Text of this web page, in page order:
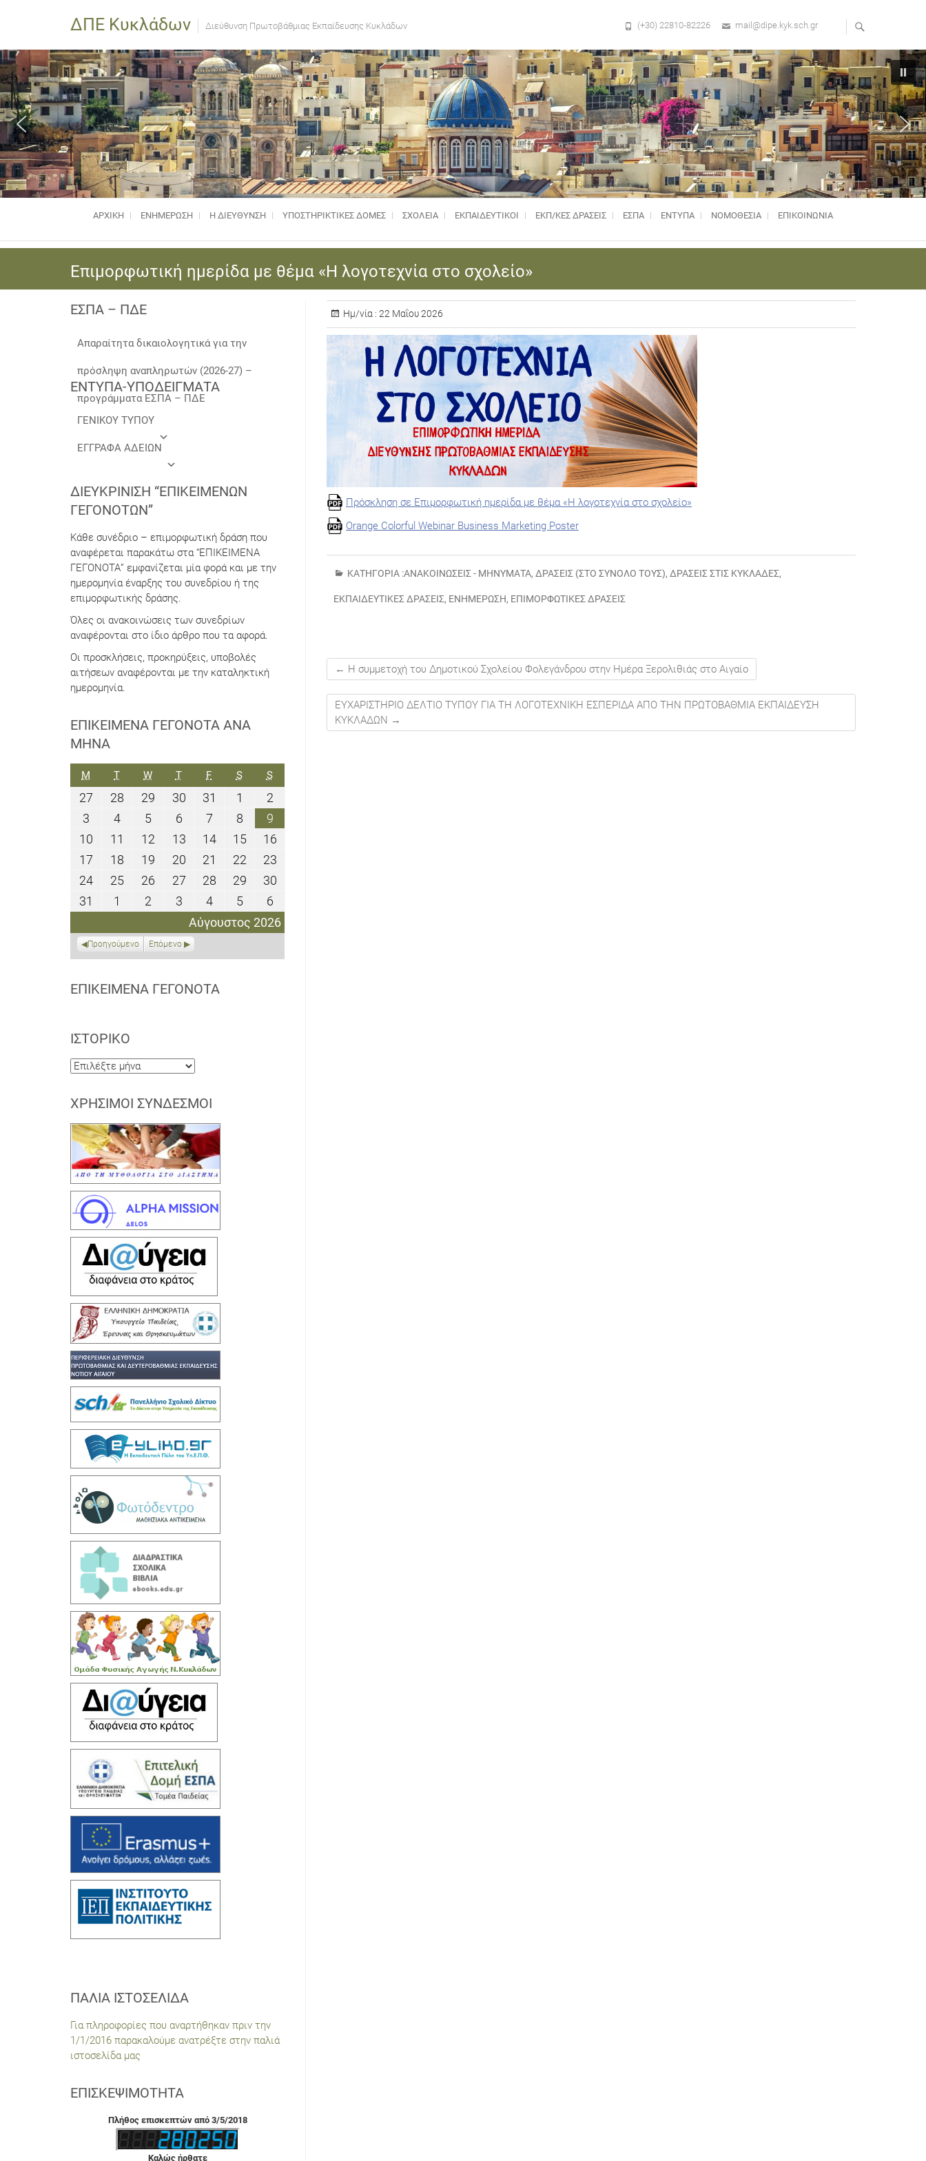
ΔΠΕ Κυκλάδων Διεύθυνση Πρωτοβάθμιας Εκπαίδευσης Κυκλάδων (+30) 22810-82226 mail@dipe.kyk.sch.gr
ΑΡΧΙΚΗ ΕΝΗΜΈΡΩΣΗ Η ΔΙΕΥΘΥΝΣΗ ΥΠΟΣΤΗΡΙΚΤΙΚΈΣ ΔΟΜΈΣ ΣΧΟΛΕΙΑ ΕΚΠΑΙΔΕΥΤΙΚΟΙ ΕΚΠ/ΚΕΣ ΔΡΑΣΕΙΣ ΕΣΠΑ ΕΝΤΥΠΑ ΝΟΜΟΘΕΣΊΑ ΕΠΙΚΟΙΝΩΝΙΑ
Επιμορφωτική ημερίδα με θέμα «Η λογοτεχνία στο σχολείο»
Ημ/νία : 22 Μαΐου 2026
Πρόσκληση σε Επιμορφωτική ημερίδα με θέμα «Η λογοτεχνία στο σχολείο»
Orange Colorful Webinar Business Marketing Poster
ΚΑΤΗΓΟΡΊΑ :ΑΝΑΚΟΙΝΏΣΕΙΣ - ΜΗΝΎΜΑΤΑ, ΔΡΆΣΕΙΣ (ΣΤΟ ΣΎΝΟΛΌ ΤΟΥΣ), ΔΡΆΣΕΙΣ ΣΤΙΣ ΚΥΚΛΆΔΕΣ,
ΕΚΠΑΙΔΕΥΤΙΚΈΣ ΔΡΆΣΕΙΣ, ΕΝΗΜΈΡΩΣΗ, ΕΠΙΜΟΡΦΩΤΙΚΈΣ ΔΡΆΣΕΙΣ
← Η συμμετοχή του Δημοτικού Σχολείου Φολεγάνδρου στην Ημέρα Ξερολιθιάς στο Αιγαίο
ΕΥΧΑΡΙΣΤΗΡΙΟ ΔΕΛΤΙΟ ΤΥΠΟΥ ΓΙΑ ΤΗ ΛΟΓΟΤΕΧΝΙΚΗ ΕΣΠΕΡΙΔΑ ΑΠΟ ΤΗΝ ΠΡΩΤΟΒΑΘΜΙΑ ΕΚΠΑΙΔΕΥΣΗ
ΚΥΚΛΑΔΩΝ →
ΕΣΠΑ – ΠΔΕ
Απαραίτητα δικαιολογητικά για την
πρόσληψη αναπληρωτών (2026-27) –
προγράμματα ΕΣΠΑ – ΠΔΕ
ΕΝΤΥΠΑ-ΥΠΟΔΕΙΓΜΑΤΑ
ΓΕΝΙΚΟΥ ΤΥΠΟΥ
ΕΓΓΡΑΦΑ ΑΔΕΙΩΝ
ΔΙΕΥΚΡΊΝΙΣΗ “ΕΠΙΚΕΊΜΕΝΩΝ
ΓΕΓΟΝΌΤΩΝ”
Κάθε συνέδριο – επιμορφωτική δράση που
αναφέρεται παρακάτω στα “ΕΠΙΚΕΙΜΕΝΑ
ΓΕΓΟΝΟΤΑ” εμφανίζεται μία φορά και με την
ημερομηνία έναρξης του συνεδρίου ή της
επιμορφωτικής δράσης.
Όλες οι ανακοινώσεις των συνεδρίων
αναφέρονται στο ίδιο άρθρο που τα αφορά.
Οι προσκλήσεις, προκηρύξεις, υποβολές
αιτήσεων αναφέρονται με την καταληκτική
ημερομηνία.
ΕΠΙΚΕΊΜΕΝΑ ΓΕΓΟΝΌΤΑ ΑΝΆ
ΜΉΝΑ
Αύγουστος 2026
M ΔΕΥΤΈΡΑ
TΤΡΊΤΗWΤΕΤΆΡΤΗ
TΠΈΜΠΤΗ
FΠΑΡΑΣΚΕΥΉ
SΣΆΒΒΑΤΟ
SΚΥΡΙΑΚΉ
27
Ιουλίου
2026
28
Ιουλίου
2026
29
Ιουλίου
2026
3030
Ιουλίου
2026
31
Ιουλίου
2026
1
Αυγούστου
2026
22
Αυγούστου
2026
3
Αυγούστου
2026
44
Αυγούστου
2026
55
Αυγούστου
2026
66
Αυγούστου
2026
77
Αυγούστου
2026
88
Αυγούστου
2026
99
Αυγούστου
2026
10
Αυγούστου
2026
11
Αυγούστου
2026
12
Αυγούστου
2026
1313
Αυγούστου
2026
1414
Αυγούστου
2026
1515
Αυγούστου
2026
1616
Αυγούστου
2026
17
Αυγούστου
2026
18
Αυγούστου
2026
19
Αυγούστου
2026
2020
Αυγούστου
2026
21
Αυγούστου
2026
2222
Αυγούστου
2026
2323
2026
2424
Αυγούστου
2026
2525
Αυγούστου
2026
26
Αυγούστου
2026
2727
Αυγούστου
2026
2828
Αυγούστου
2026
2929
Αυγούστου
2026
3030
2026
31
Αυγούστου
1
Σεπτεμβρίου
2
Σεπτεμβρίου
33
Σεπτεμβρίου
2026
44
Σεπτεμβρίου
2026
55
Σεπτεμβρίου
2026
66
Σεπτεμβρίου
2026
Προηγούμενο Επόμενο
ΕΠΙΚΕΊΜΕΝΑ ΓΕΓΟΝΌΤΑ
ΙΣΤΟΡΙΚΌ
Ιστορικό
ΧΡΉΣΙΜΟΙ ΣΎΝΔΕΣΜΟΙ
ΠΑΛΙΆ ΙΣΤΟΣΕΛΊΔΑ
Για πληροφορίες που αναρτήθηκαν πριν την
1/1/2016 παρακαλούμε ανατρέξτε στην παλιά
ιστοσελίδα μας
ΕΠΙΣΚΕΨΙΜΌΤΗΤΑ
Πλήθος επισκεπτών από 3/5/2018
Καλώς ήρθατε